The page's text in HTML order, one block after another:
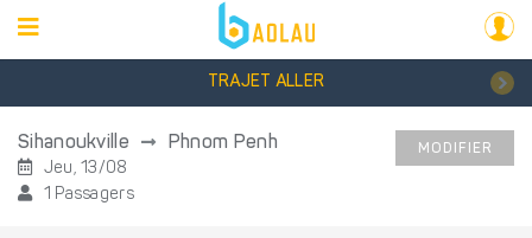
TRAJET ALLER
Sihanoukville Phnom Penh
Jeu, 13/08
1 Passagers
MODIFIER